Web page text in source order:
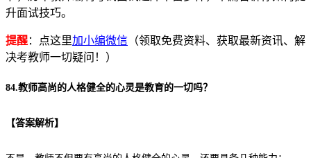
升面试技巧。
提醒：点这里加小编微信 （领取免费资料、获取最新资讯、解
决考教师一切疑问！）
84.教师高尚的人格健全的心灵是教育的一切吗？
【答案解析】